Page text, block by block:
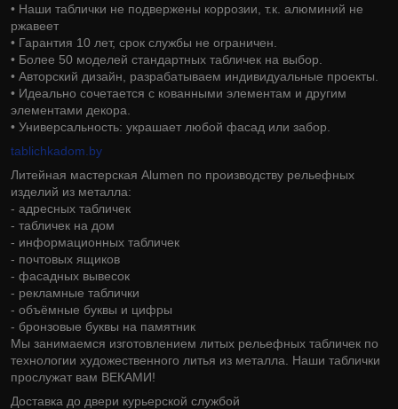
• Наши таблички не подвержены коррозии, т.к. алюминий не
ржавеет
• Гарантия 10 лет, срок службы не ограничен.
• Более 50 моделей стандартных табличек на выбор.
• Авторский дизайн, разрабатываем индивидуальные проекты.
• Идеально сочетается с кованными элементам и другим
элементами декора.
• Универсальность: украшает любой фасад или забор.
tablichkadom.by
Литейная мастерская Alumen по производству рельефных
изделий из металла:
- адресных табличек
- табличек на дом
- информационных табличек
- почтовых ящиков
- фасадных вывесок
- рекламные таблички
- объёмные буквы и цифры
- бронзовые буквы на памятник
Мы занимаемся изготовлением литых рельефных табличек по
технологии художественного литья из металла. Наши таблички
прослужат вам ВЕКАМИ!
Доставка до двери курьерской службой